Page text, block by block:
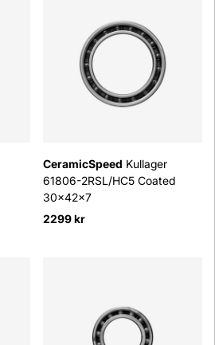
CeramicSpeed Kullager
61806-2RSL/HC5 Coated
30x42x7
2299 kr